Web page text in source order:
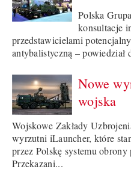
Polska
konsultacje
przedstawicielami
antybalistyczną – powiedział
Nowe
wojska
Wojskowe Zakłady
wyrzutni iLauncher, które
przez Polskę systemu
Przekazani...